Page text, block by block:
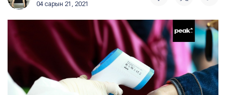
04 сарын 21, 2021